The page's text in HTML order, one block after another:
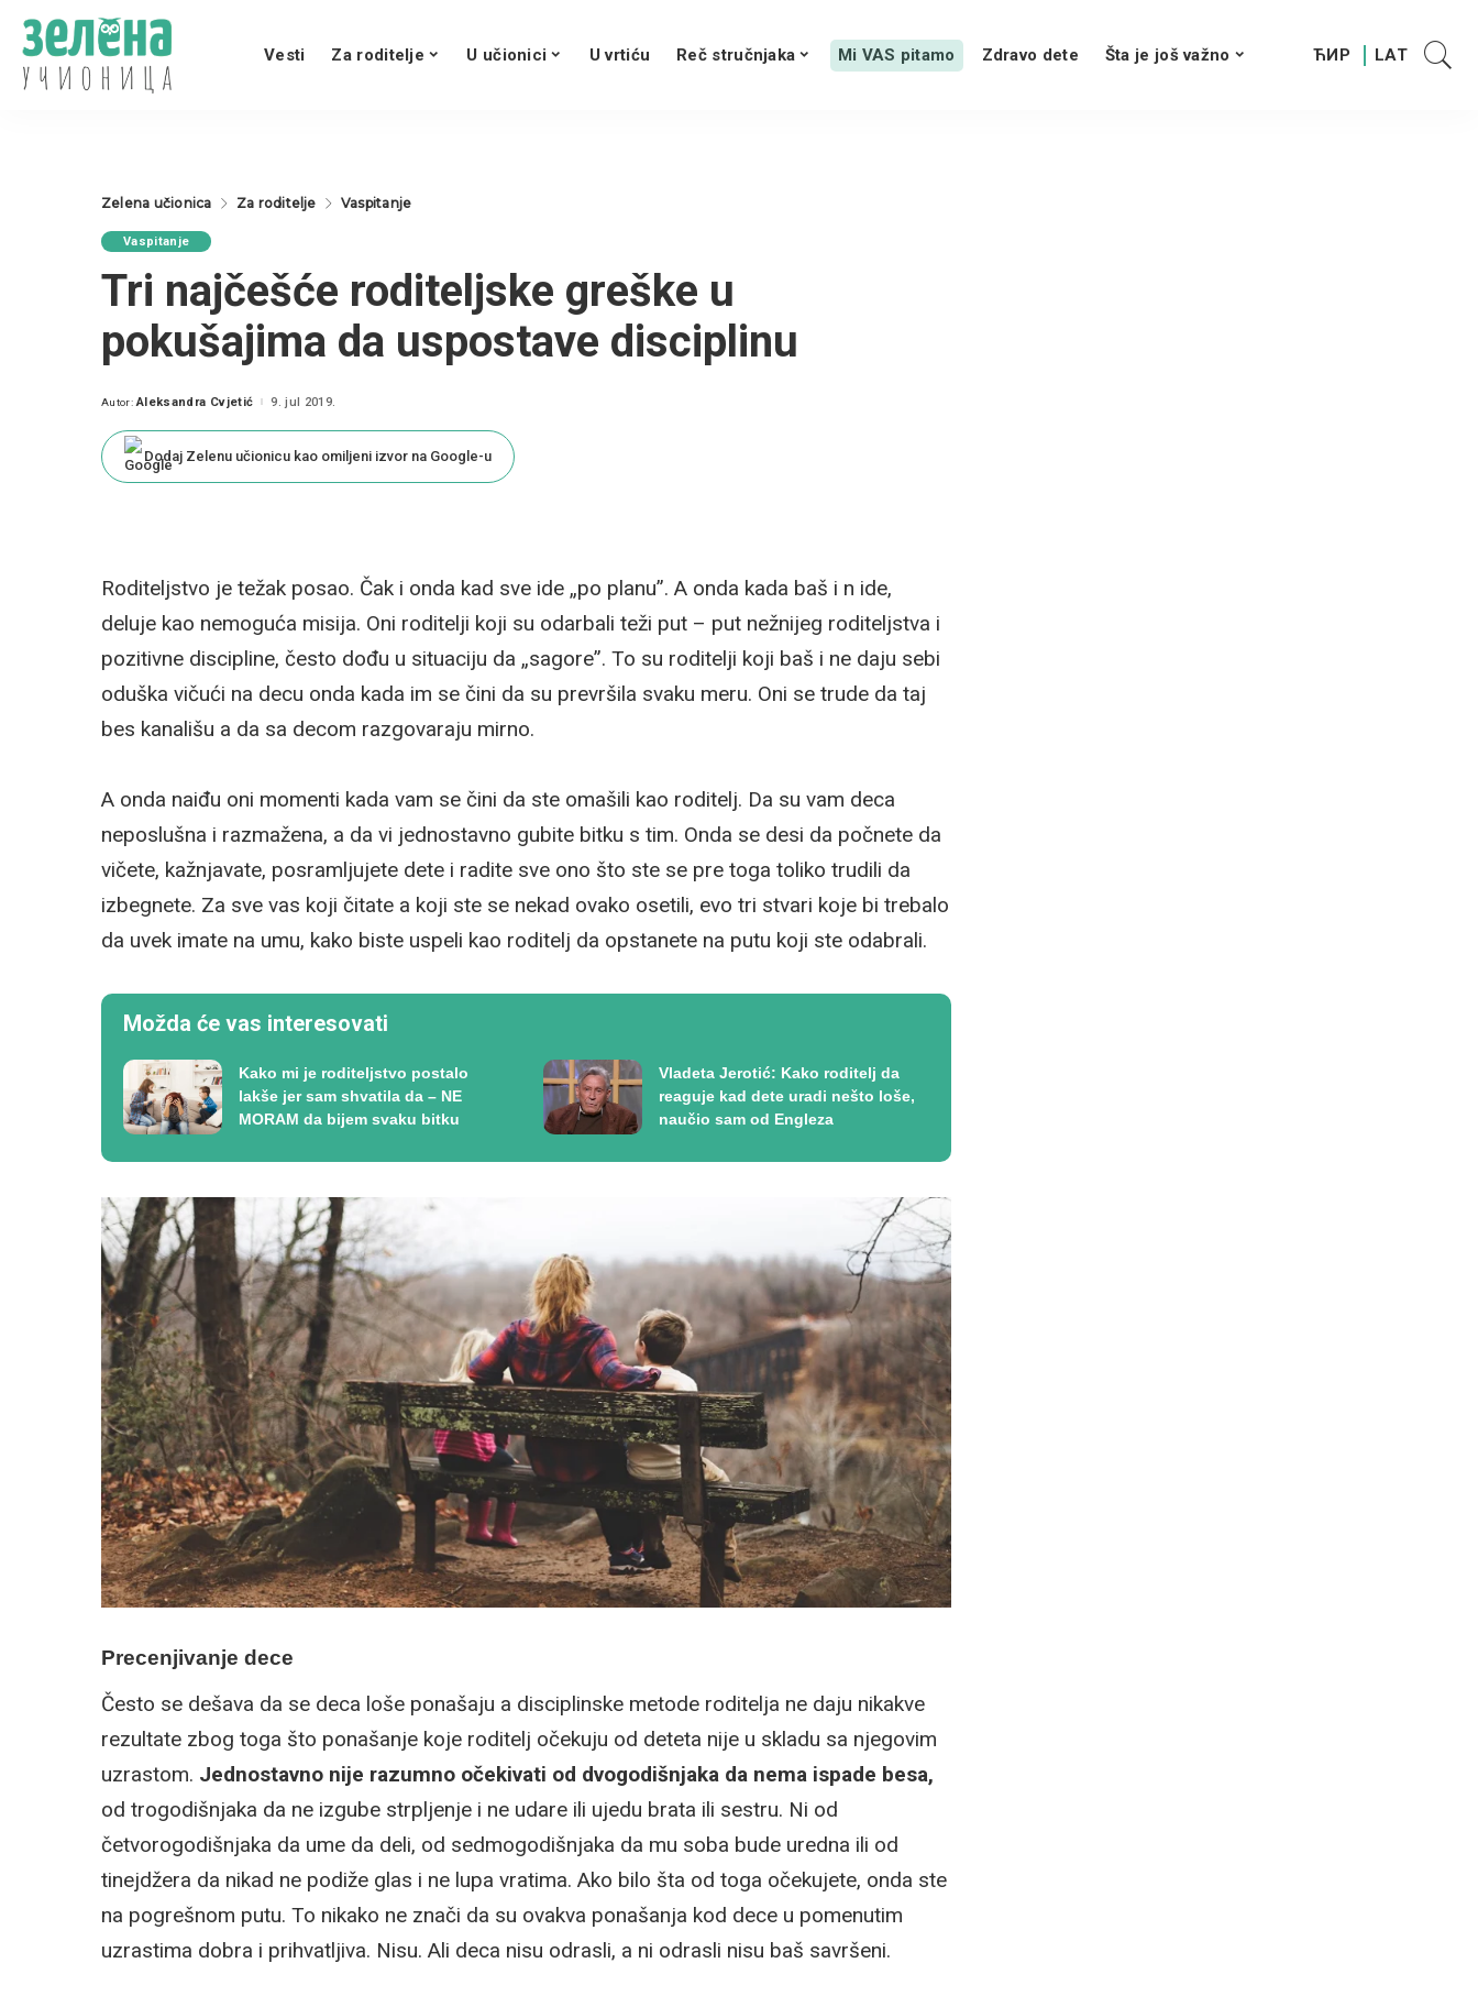
Vesti Za roditelje U učionici U vrtiću Reč stručnjaka Mi VAS pitamo Zdravo dete Šta je još važno
Zelena učionica Za roditelje Vaspitanje
Vaspitanje
Tri najčešće roditeljske greške u
pokušajima da uspostave disciplinu
Posted
Autor: Aleksandra Cvjetić 9. jul 2019.
Dodaj Zelenu učionicu kao omiljeni izvor na Google-u
Roditeljstvo je težak posao. Čak i onda kad sve ide „po planu”. A onda kada baš i n ide,
deluje kao nemoguća misija. Oni roditelji koji su odarbali teži put – put nežnijeg roditeljstva i
pozitivne discipline, često dođu u situaciju da „sagore”. To su roditelji koji baš i ne daju sebi
oduška vičući na decu onda kada im se čini da su prevršila svaku meru. Oni se trude da taj
bes kanališu a da sa decom razgovaraju mirno.
A onda naiđu oni momenti kada vam se čini da ste omašili kao roditelj. Da su vam deca
neposlušna i razmažena, a da vi jednostavno gubite bitku s tim. Onda se desi da počnete da
vičete, kažnjavate, posramljujete dete i radite sve ono što ste se pre toga toliko trudili da
izbegnete. Za sve vas koji čitate a koji ste se nekad ovako osetili, evo tri stvari koje bi trebalo
da uvek imate na umu, kako biste uspeli kao roditelj da opstanete na putu koji ste odabrali.
Možda će vas interesovati
Kako mi je roditeljstvo postalo
lakše jer sam shvatila da – NE
MORAM da bijem svaku bitku
Vladeta Jerotić: Kako roditelj da
reaguje kad dete uradi nešto loše,
naučio sam od Engleza
Precenjivanje dece
Često se dešava da se deca loše ponašaju a disciplinske metode roditelja ne daju nikakve
rezultate zbog toga što ponašanje koje roditelj očekuju od deteta nije u skladu sa njegovim
uzrastom. Jednostavno nije razumno očekivati od dvogodišnjaka da nema ispade besa,
od trogodišnjaka da ne izgube strpljenje i ne udare ili ujedu brata ili sestru. Ni od
četvorogodišnjaka da ume da deli, od sedmogodišnjaka da mu soba bude uredna ili od
tinejdžera da nikad ne podiže glas i ne lupa vratima. Ako bilo šta od toga očekujete, onda ste
na pogrešnom putu. To nikako ne znači da su ovakva ponašanja kod dece u pomenutim
uzrastima dobra i prihvatljiva. Nisu. Ali deca nisu odrasli, a ni odrasli nisu baš savršeni.